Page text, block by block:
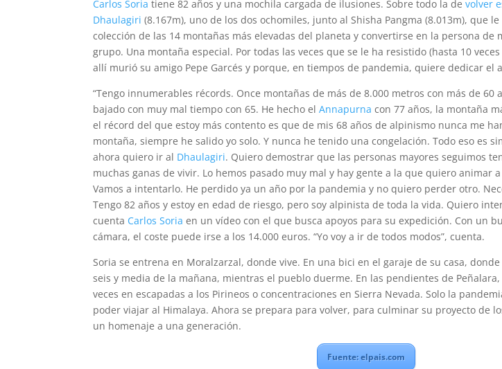
Carlos Soria tiene 82 años y una mochila cargada de ilusiones. Sobre todo la devolver
Dhaulagiri(8.167m), uno de los dos ochomiles, junto al Shisha Pangma (8.013m), que
colección de las 14 montañas más elevadas del planeta y convertirse en la persona de
grupo. Una montaña especial. Por todas las veces que se le ha resistido (hasta 10
allí murió su amigo Pepe Garcés y porque, en tiempos de pandemia, quiere dedicar el
“Tengo innumerables récords. Once montañas de más de 8.000 metros con más de 60
bajado con muy mal tiempo con 65. He hecho elAnnapurnacon 77 años, la montaña
el récord del que estoy más contento es que de mis 68 años de alpinismo nunca me
montaña, siempre he salido yo solo. Y nunca he tenido una congelación. Todo eso es
ahora quiero ir al Dhaulagiri. Quiero demostrar que las personas mayores seguimos
muchas ganas de vivir. Lo hemos pasado muy mal y hay gente a la que quiero animar
Vamos a intentarlo. He perdido ya un año por la pandemia y no quiero perder otro.
Tengo 82 años y estoy en edad de riesgo, pero soy alpinista de toda la vida. Quiero
cuenta Carlos Soria en un vídeo con el que busca apoyos para su expedición. Con un
cámara, el coste puede irse a los 14.000 euros. “Yo voy a ir de todos modos”, cuenta.
Soria se entrena en Moralzarzal, donde vive. En una bici en el garaje de su casa,
seis y media de la mañana, mientras el pueblo duerme. En las pendientes de
veces en escapadas a los Pirineos o concentraciones en Sierra Nevada. Solo la
poder viajar al Himalaya. Ahora se prepara para volver, para culminar su proyecto de
un homenaje a una generación.
Fuente: elpais.com